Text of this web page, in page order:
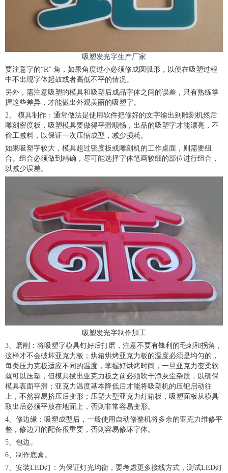
吸塑发光字生产厂家
要注意字的“R” 角，如果角度过小必须修成圆弧形，以便在吸塑过程
中不出现字体起鼓或者高低不平的情况。
另外，需注意吸塑的模具和吸塑后成品字体之间的误差，只有熟练掌
握这些差异，才能做出外观美丽的吸塑字。
2、 模具制作：通常做法是使用软件把修好的文字输出到雕刻机然后
雕刻密度板，吸塑模具要做得平滑顺畅，出品的吸塑字才能漂亮，不
偷工减料，以保证一次压缩成型，减少损耗。
如果吸塑字较大，模具超过密度板或雕刻机的工作桌面，则需要组
合。组合必须做到精确，尽可能选择字体笔画较细的部位进行组合，
以减少误差。
吸塑发光字制作加工
3、磨削：将吸塑字模具钉好后打磨，注意不要有锋利的毛刺和拐角，
这样才不会破坏亚克力板；烘箱烘烤亚克力板的温度必须是均匀的，
每类压力克板适应不同的温度，掌握好烘烤时间，一旦亚克力变柔软
就可以压塑，但模具拔出亚克力板之前必须吹干净灰尘杂质，以确保
模具表面平滑；亚克力温度基本降低后才能将吸塑机的压钯启动往
上，不然容易挤压后变形；压塑大型亚克力灯箱板，吸塑面板从模具
取出后必须平放在地面上，否则非常容易变形。
4、修边缘：吸塑成型后，一般使用自动修整机将多余的亚克力维修平
整，修边刀的配备很重要，否则容易修坏字体。
5、包边。
6、制作底盒。
7、安装LED灯：为保证灯光均衡，要考虑更多接线方式，测试LED灯